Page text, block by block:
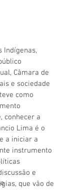
Indígenas,
Câmara de
e sociedade
como
conhecer a
Lima é o
a iniciar a
instrumento
e
que vão de